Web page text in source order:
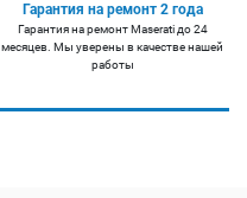
Гарантия на ремонт 2 года
Гарантия на ремонт Maserati до 24
месяцев. Мы уверены в качестве нашей
работы